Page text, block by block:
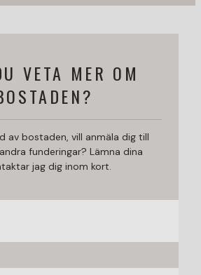
VETA MER OM
av bostaden, vill anmäla dig till
funderingar? Lämna dina
jag dig inom kort.